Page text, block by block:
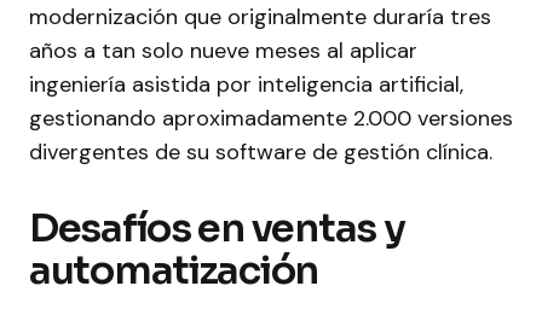
modernización que originalmente duraría tres
años a tan solo nueve meses al aplicar
ingeniería asistida por inteligencia artificial,
gestionando aproximadamente 2.000 versiones
divergentes de su software de gestión clínica.
Desafíos en ventas y
automatización